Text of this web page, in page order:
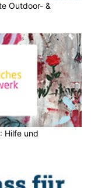
Outdoor- &
Hilfe und